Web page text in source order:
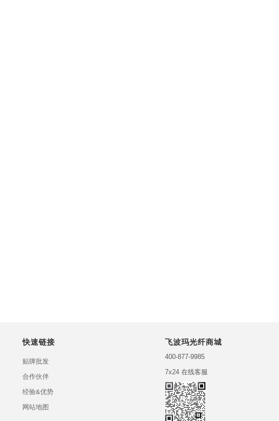
快速链接
贴牌批发
合作伙伴
经验&优势
网站地图
飞波玛光纤商城
400-877-9985
7x24 在线客服